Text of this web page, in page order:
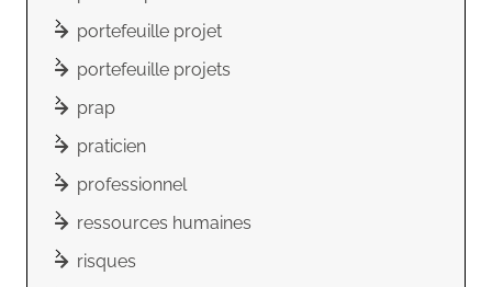
portefeuille projet
portefeuille projets
prap
praticien
professionnel
ressources humaines
risques